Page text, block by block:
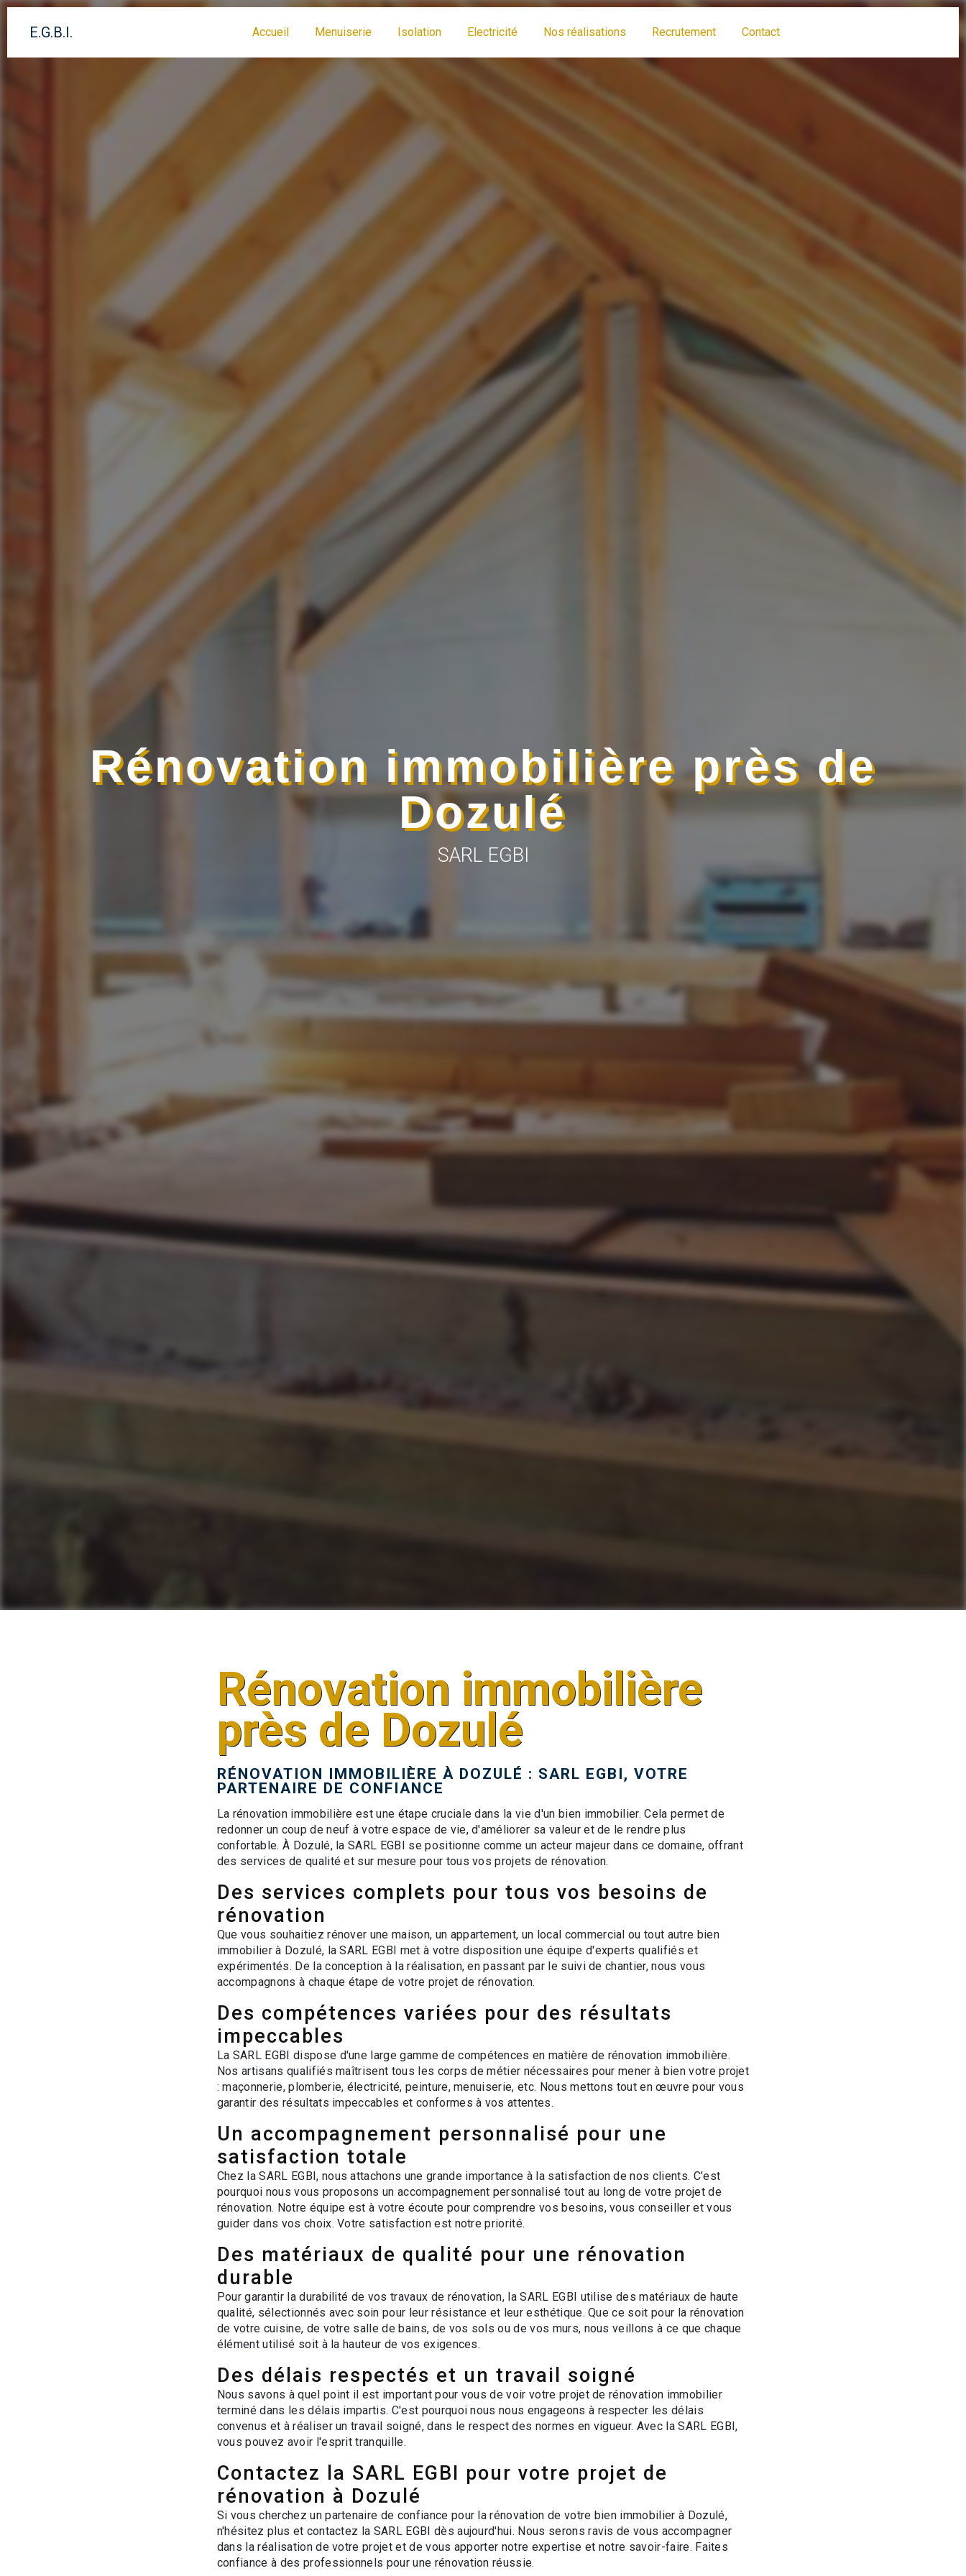
E.G.B.I. Accueil Menuiserie Isolation Electricité Nos réalisations Recrutement Contact
Rénovation immobilière près de
Dozulé
SARL EGBI
Rénovation immobilière
près de Dozulé
RÉNOVATION IMMOBILIÈRE À DOZULÉ : SARL EGBI, VOTRE
PARTENAIRE DE CONFIANCE
La rénovation immobilière est une étape cruciale dans la vie d'un bien immobilier. Cela permet de
redonner un coup de neuf à votre espace de vie, d'améliorer sa valeur et de le rendre plus
confortable. À Dozulé, la SARL EGBI se positionne comme un acteur majeur dans ce domaine, offrant
des services de qualité et sur mesure pour tous vos projets de rénovation.
Des services complets pour tous vos besoins de
rénovation
Que vous souhaitiez rénover une maison, un appartement, un local commercial ou tout autre bien
immobilier à Dozulé, la SARL EGBI met à votre disposition une équipe d'experts qualifiés et
expérimentés. De la conception à la réalisation, en passant par le suivi de chantier, nous vous
accompagnons à chaque étape de votre projet de rénovation.
Des compétences variées pour des résultats
impeccables
La SARL EGBI dispose d'une large gamme de compétences en matière de rénovation immobilière.
Nos artisans qualifiés maîtrisent tous les corps de métier nécessaires pour mener à bien votre projet
: maçonnerie, plomberie, électricité, peinture, menuiserie, etc. Nous mettons tout en œuvre pour vous
garantir des résultats impeccables et conformes à vos attentes.
Un accompagnement personnalisé pour une
satisfaction totale
Chez la SARL EGBI, nous attachons une grande importance à la satisfaction de nos clients. C'est
pourquoi nous vous proposons un accompagnement personnalisé tout au long de votre projet de
rénovation. Notre équipe est à votre écoute pour comprendre vos besoins, vous conseiller et vous
guider dans vos choix. Votre satisfaction est notre priorité.
Des matériaux de qualité pour une rénovation
durable
Pour garantir la durabilité de vos travaux de rénovation, la SARL EGBI utilise des matériaux de haute
qualité, sélectionnés avec soin pour leur résistance et leur esthétique. Que ce soit pour la rénovation
de votre cuisine, de votre salle de bains, de vos sols ou de vos murs, nous veillons à ce que chaque
élément utilisé soit à la hauteur de vos exigences.
Des délais respectés et un travail soigné
Nous savons à quel point il est important pour vous de voir votre projet de rénovation immobilier
terminé dans les délais impartis. C'est pourquoi nous nous engageons à respecter les délais
convenus et à réaliser un travail soigné, dans le respect des normes en vigueur. Avec la SARL EGBI,
vous pouvez avoir l'esprit tranquille.
Contactez la SARL EGBI pour votre projet de
rénovation à Dozulé
Si vous cherchez un partenaire de confiance pour la rénovation de votre bien immobilier à Dozulé,
n'hésitez plus et contactez la SARL EGBI dès aujourd'hui. Nous serons ravis de vous accompagner
dans la réalisation de votre projet et de vous apporter notre expertise et notre savoir-faire. Faites
confiance à des professionnels pour une rénovation réussie.
Panneau de gestion des cookies